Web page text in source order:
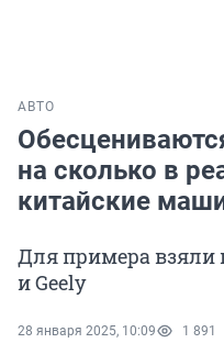
АВТО
на сколько в
китайские
Для примера взяли
и Geely
28 января 2025, 10:09 1 891